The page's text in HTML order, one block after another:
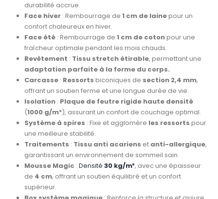
durabilité accrue.
Face hiver: Rembourrage de 1 cm de lainepour un
confort chaleureux en hiver.
Face été: Rembourrage de 1 cm de cotonpour une
fraîcheur optimale pendant les mois chauds.
Revêtement : Tissu stretch étirable, permettant une
adaptation parfaite à la forme du corps.
Carcasse: Ressorts biconiques de section 2,4 mm,
offrant un soutien ferme et une longue durée de vie.
Isolation: Plaque de feutre rigide haute densité
(1000 g/m²), assurant un confort de couchage optimal.
Système à spires : Fixe et agglomère les ressorts pour
une meilleure stabilité.
Traitements : Tissu anti acariens et anti-allergique,
garantissant un environnement de sommeil sain.
Mousse Magic : Densité 30 kg/m³, avec une épaisseur
de 4 cm, offrant un soutien équilibré et un confort
supérieur.